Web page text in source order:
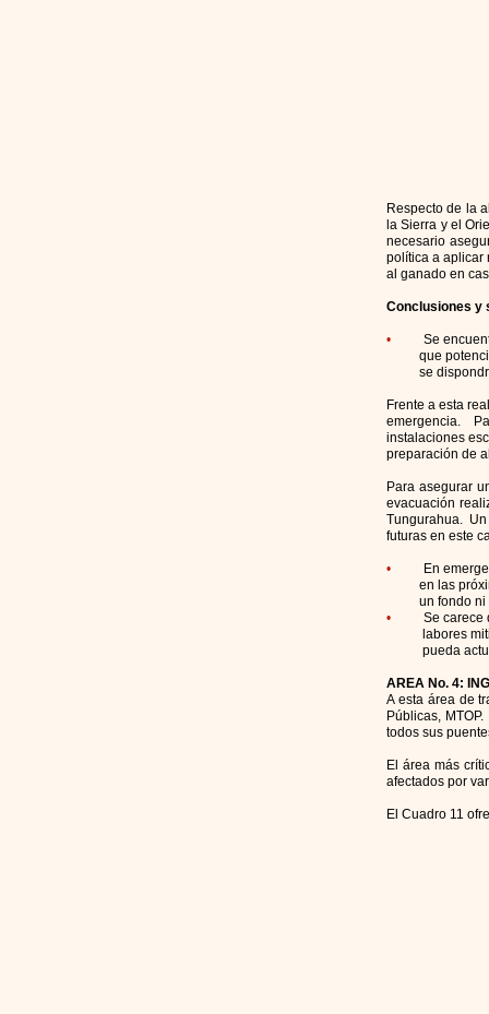
Respecto de la
la Sierra y el
necesario
política a aplicar
al ganado en
Conclusiones y
• Se
que
se
Frente a esta
emergencia.
instalaciones
preparación de
Para asegurar
evacuación
Tungurahua. Un
futuras en este
•
En
en las
un fondo ni
• Se carece
labores
pueda actuar
AREA No. 4:
A esta área de
Públicas,
todos sus
El área más
afectados por
El Cuadro 11